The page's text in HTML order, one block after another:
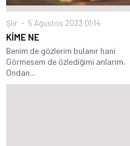
Şiir 5 Ağustos 2023 01:14
KİME NE
Benim de gözlerim bulanır hani
Görmesem de özlediğimi anlarım.
Ondan...